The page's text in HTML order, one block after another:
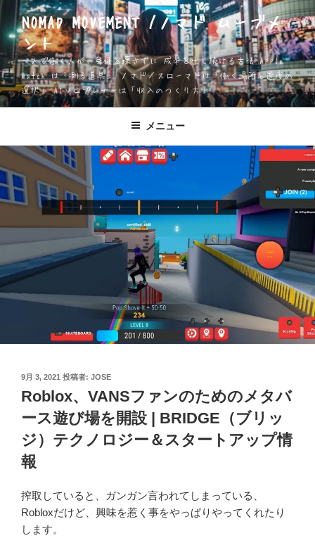
ン
テ
ン
ツ
へ
ス
NOMAD MOVEMENT /ノマド ムーブメ
ント
一人で働く人が、身体を壊さずに 成果を出し続ける方法 Apple
Watch は「測る道具」 ノマド／スローマドは「働く場所と速度の
選択」 AIソロプレナーは「収入のつくり方」
メニュー
投
日:
9月 3, 2021 投稿者: JOSE
Roblox、VANSファンのためのメタバ
ース遊び場を開設 | BRIDGE（ブリッ
ジ）テクノロジー＆スタートアップ情
報
搾取していると、ガンガン言われてしまっている、
Robloxだけど、興味を惹く事をやっぱりやってくれたり
します。